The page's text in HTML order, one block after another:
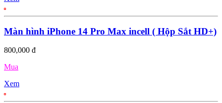
Màn hình iPhone 14 Pro Max incell ( Hộp Sắt HD+)
800,000 đ
Mua
Xem